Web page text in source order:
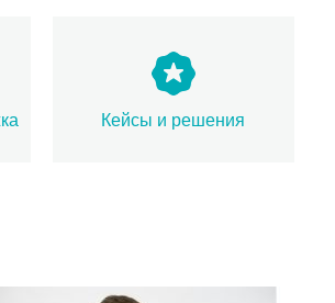
Кейсы и решения